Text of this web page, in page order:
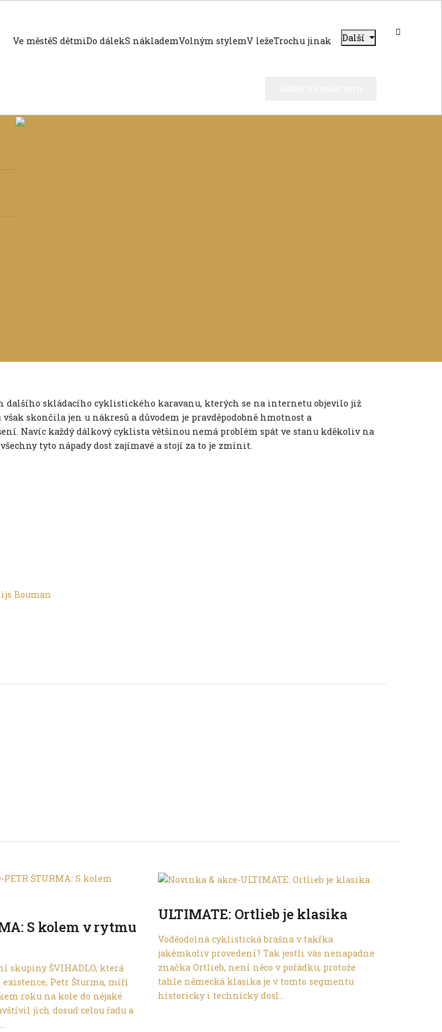
Ve městěS dětmiDo dálekS náklademVolným stylemV ležeTrochu jinak Další
dalšího skládacího cyklistického karavanu, kterých se na internetu objevilo již
skončila jen u nákresů a důvodem je pravděpodobně hmotnost a
Navíc každý dálkový cyklista většinou nemá problém spát ve stanu kděkoliv na
tyto nápady dost zajímavé a stojí za to je zmínit.
Bouman
S kolem v rytmu
skupiny ŠVIHADLO, která
existence, Petr Šturma, míří
roku na kole do nějaké
jich dosud celou řadu a
ULTIMATE: Ortlieb je klasika
Voděodolná cyklistická brašna v takřka
jakémkoliv provedení? Tak jestli vás nenapadne
značka Ortlieb, není něco v pořádku, protože
tahle německá klasika je v tomto segmentu
historicky i technicky dosl...